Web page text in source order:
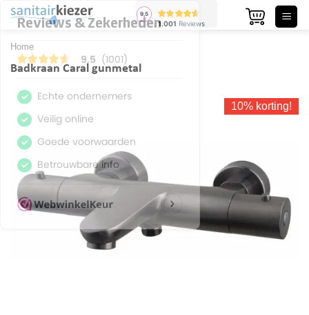
Ga
naar
inhoud
Home
Badkraan Caral gunmetal
10% korting!